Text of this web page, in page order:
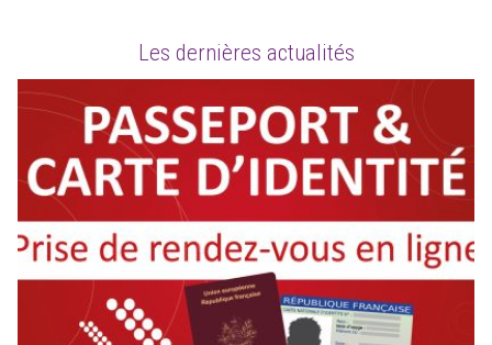
Les dernières actualités